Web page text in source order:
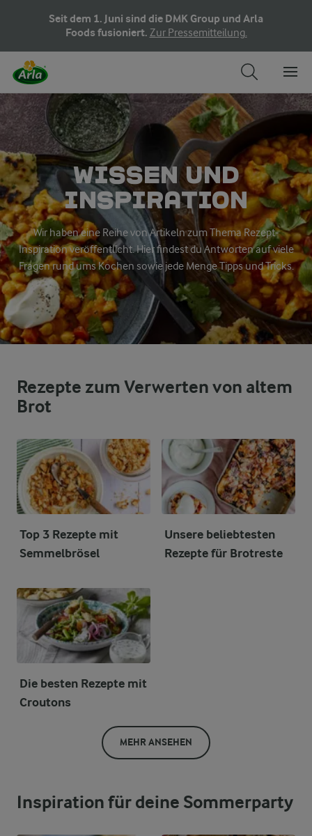
Seit dem 1. Juni sind die DMK Group und Arla
Foods fusioniert. Zur Pressemitteilung.
WISSEN UND
INSPIRATION
Wir haben eine Reihe von Artikeln zum Thema Rezept-
Inspiration veröffentlicht. Hier findest du Antworten auf viele
Fragen rund ums Kochen sowie jede Menge Tipps und Tricks.
Rezepte zum Verwerten von altem
Brot
Top 3 Rezepte mit
Semmelbrösel
Unsere beliebtesten
Rezepte für Brotreste
Die besten Rezepte mit
Croutons
MEHR ANSEHEN
Inspiration für deine Sommerparty